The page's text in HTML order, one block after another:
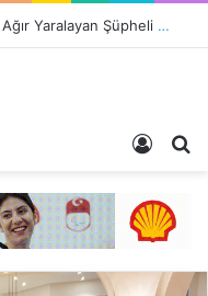
Ortopedik Engelli Bireyi Darbedip Ağır Yaralayan Şüpheli Tutuklandı
Giriş